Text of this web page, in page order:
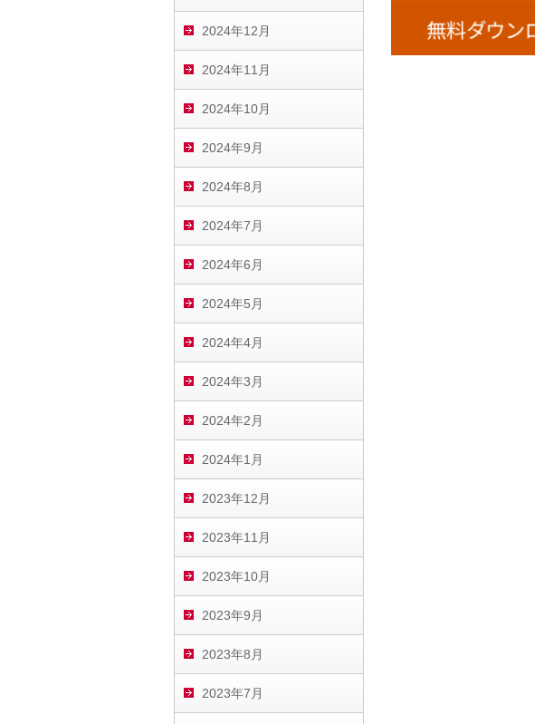
2024年12月
2024年11月
2024年10月
2024年9月
2024年8月
2024年7月
2024年6月
2024年5月
2024年4月
2024年3月
2024年2月
2024年1月
2023年12月
2023年11月
2023年10月
2023年9月
2023年8月
2023年7月